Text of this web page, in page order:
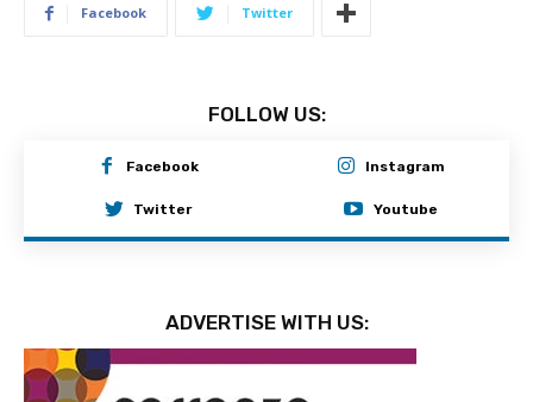
Facebook Twitter
FOLLOW US:
Facebook Instagram
Twitter Youtube
ADVERTISE WITH US: